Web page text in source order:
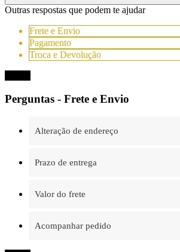
Outras respostas que podem te ajudar
Frete e Envio
Pagamento
Troca e Devolução
Perguntas - Frete e Envio
Alteração de endereço
Prazo de entrega
Valor do frete
Acompanhar pedido